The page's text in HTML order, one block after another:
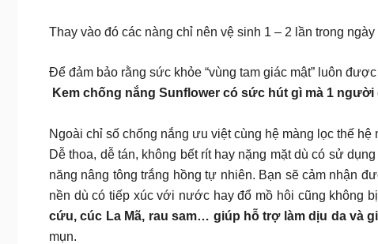
Thay vào đó các nàng chỉ nên vệ sinh 1 – 2 lần trong
Để đảm bảo rằng sức khỏe “vùng tam giác mật” luôn
Kem chống nắng Sunflower có sức hút gì mà 1
Ngoài chỉ số chống nắng ưu việt cùng hệ màng lọc thế
Dễ thoa, dễ tán, không bết rít hay nặng mặt dù có sử
năng nâng tông trắng hồng tự nhiên. Bạn sẽ cảm nhận
nền dù có tiếp xúc với nước hay đổ mồ hôi cũng không
cứu, cúc La Mã, rau sam… giúp hỗ trợ làm dịu da và
mụn.